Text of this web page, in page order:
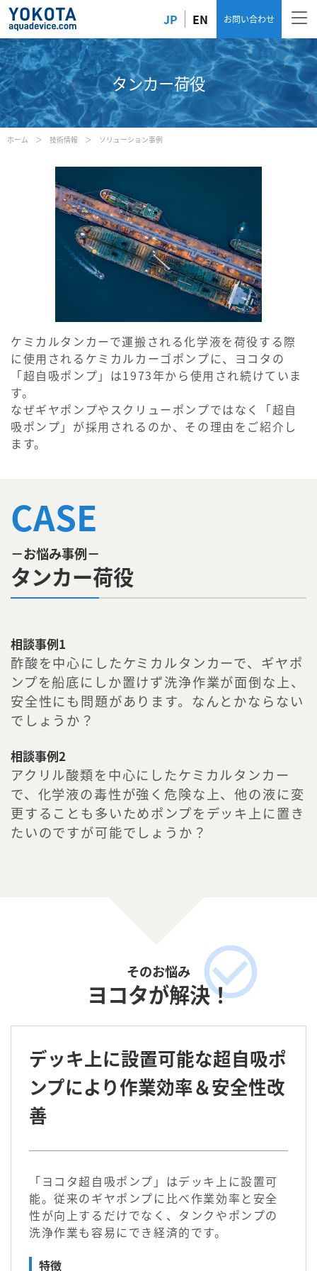
JP EN お問い合わせ
タンカー荷役
ホーム 技術情報 ソリューション事例
ケミカルタンカーで運搬される化学液を荷役する際
に使用されるケミカルカーゴポンプに、ヨコタの
「超自吸ポンプ」は1973年から使用され続けていま
す。
なぜギヤポンプやスクリューポンプではなく「超自
吸ポンプ」が採用されるのか、その理由をご紹介し
ます。
CASE
－お悩み事例－
タンカー荷役
相談事例1
酢酸を中心にしたケミカルタンカーで、ギヤポ
ンプを船底にしか置けず洗浄作業が面倒な上、
安全性にも問題があります。なんとかならない
でしょうか？
相談事例2
アクリル酸類を中心にしたケミカルタンカー
で、化学液の毒性が強く危険な上、他の液に変
更することも多いためポンプをデッキ上に置き
たいのですが可能でしょうか？
そのお悩み
ヨコタが解決！
デッキ上に設置可能な超自吸ポ
ンプにより作業効率＆安全性改
善
「ヨコタ超自吸ポンプ」はデッキ上に設置可
能。従来のギヤポンプに比べ作業効率と安全
性が向上するだけでなく、タンクやポンプの
洗浄作業も容易にでき経済的です。
特徴